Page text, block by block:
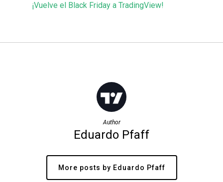
¡Vuelve el Black Friday a TradingView!
Author
Eduardo Pfaff
More posts by Eduardo Pfaff